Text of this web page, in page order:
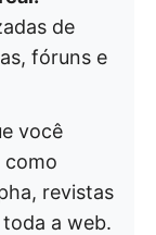
de
fóruns e
você
como
revistas
a web.